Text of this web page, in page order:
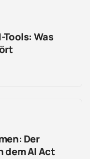
Was
Der
dem AI Act